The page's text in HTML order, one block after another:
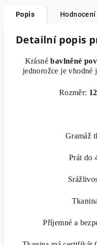
Popis Hodnocení
Detailní popis
Krásnébavlněné
jednorožce je
Rozměr:
Gramáž
Prát do
Příjemné a